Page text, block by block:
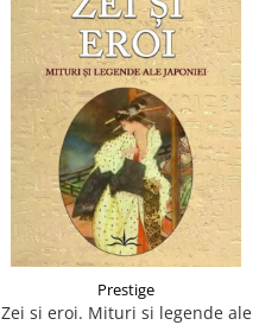
Prestige
Zei si eroi. Mituri si legende ale